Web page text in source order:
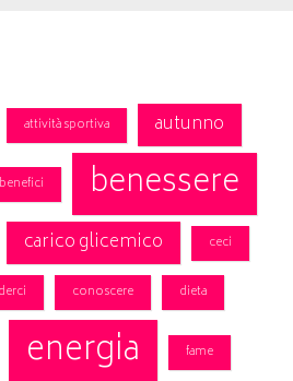
attività sportiva
autunno
benefici benessere
carico glicemico ceci
conoscere dieta
energia fame